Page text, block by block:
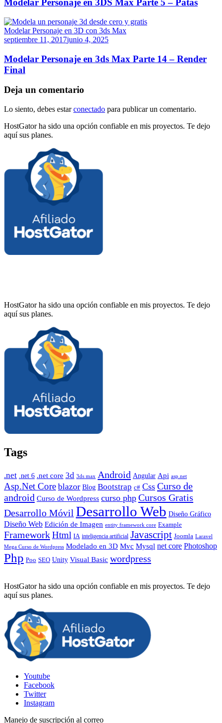
Modelar Personaje en 3DS Max Parte 5 – Patas
Modelar Personaje en 3D con 3ds Max
septiembre 11, 2017junio 4, 2025
Modelar Personaje en 3ds Max Parte 14 – Render
Final
Deja un comentario
Lo siento, debes estarconectado para publicar un comentario.
HostGator ha sido una opción confiable en mis proyectos. Te dejo
aquí sus planes.
HostGator ha sido una opción confiable en mis proyectos. Te dejo
aquí sus planes.
Tags
.net .net 6 .net core 3d 3ds max Android Angular Api asp.net
Asp.Net Core blazor Blog Bootstrap c# Css Curso de
android Curso de Wordpress curso php Cursos Gratis
Desarrollo Móvil Desarrollo Web Diseño Gráfico
Diseño Web Edición de Imagen entity framework core Example
FrameworkHtml IA inteligencia artificial Javascript Joomla Laravel
Mega Curso de Wordpress Modelado en 3D Mvc Mysql net core Photoshop
Php Poo SEO Unity Visual Basic wordpress
HostGator ha sido una opción confiable en mis proyectos. Te dejo
aquí sus planes.
Youtube
Facebook
Twitter
Instagram
Manejo de suscripción al correo